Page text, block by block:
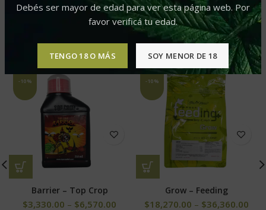
Debés ser mayor de edad para ver esta página web. Por
favor verificá tu edad.
TENGO 18 O MÁS SOY MENOR DE 18
PRODUCTOS RELACIONADOS
-10%
Barrier – Top Crop
$3,330.00 – $6,570.00
-10%
Grow – Feeding
$18,270.00 – $36,360.00